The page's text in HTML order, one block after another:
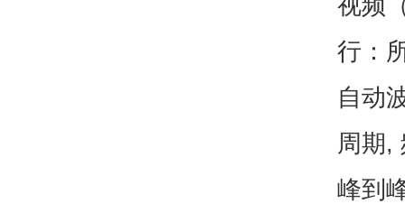
行：
自动
周期,
峰到